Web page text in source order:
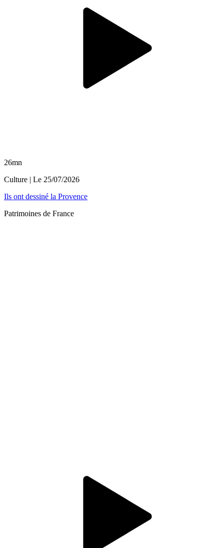
26mn
Culture | Le 25/07/2026
Ils ont dessiné la Provence
Patrimoines de France